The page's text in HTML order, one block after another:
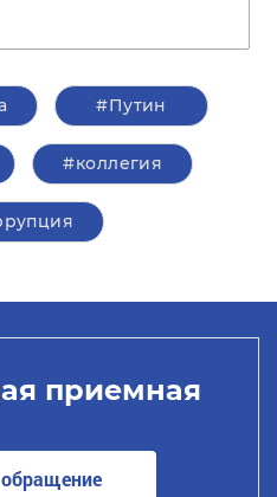
#Путин
#коллегия
приемная